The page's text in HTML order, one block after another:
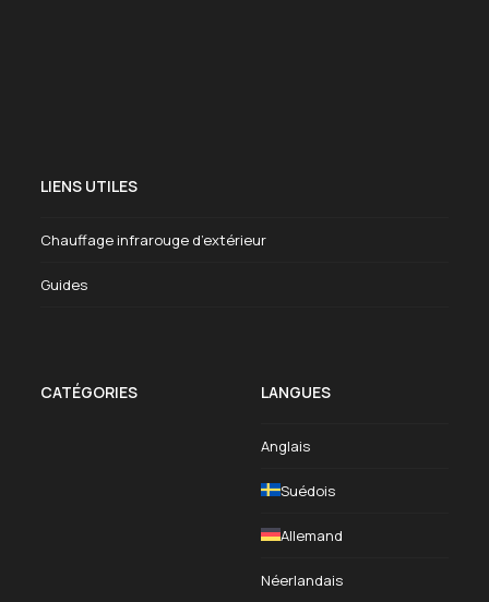
LIENS UTILES
Chauffage infrarouge d’extérieur
Guides
CATÉGORIES LANGUES
Anglais
Suédois
Allemand
Néerlandais